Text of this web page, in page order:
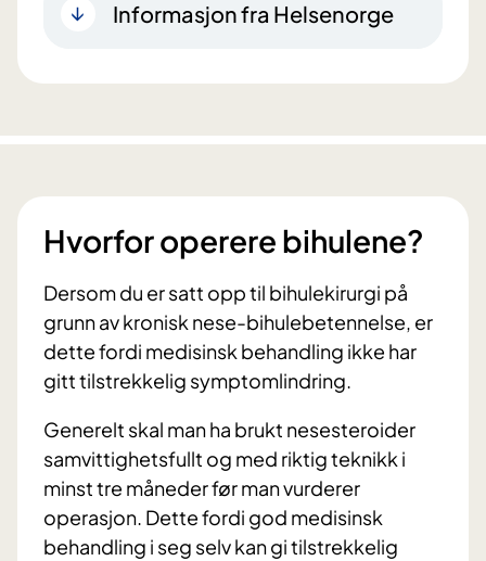
Informasjon fra Helsenorge
Hvorfor operere bihulene?
Dersom du er satt opp til bihulekirurgi på
grunn av kronisk nese-bihulebetennelse, er
dette fordi medisinsk behandling ikke har
gitt tilstrekkelig symptomlindring.
Generelt skal man ha brukt nesesteroider
samvittighetsfullt og med riktig teknikk i
minst tre måneder før man vurderer
operasjon. Dette fordi god medisinsk
behandling i seg selv kan gi tilstrekkelig